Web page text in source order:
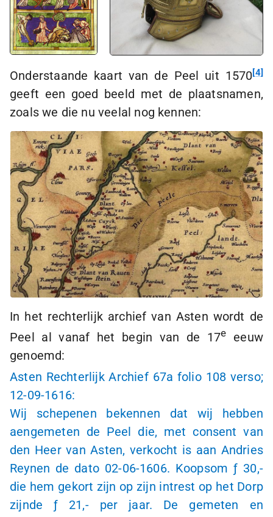
Onderstaande kaart van de Peel uit 1570 4
geeft een goed beeld met de plaatsnamen,
zoals we die nu veelal nog kennen:
In het rechterlijk archief van Asten wordt de
Peel al vanaf het begin van de 17e
eeuw
genoemd:
Asten Rechterlijk Archief 67a folio 108 verso;
12-09-1616:
Wij schepenen bekennen dat wij hebben
aengemeten de Peel die, met consent van
den Heer van Asten, verkocht is aan Andries
Reynen de dato 02-06-1606. Koopsomƒ 30,-
die hem gekort zijn op zijn intrest op het Dorp
zijndeƒ 21,-per jaar. De gemeten en